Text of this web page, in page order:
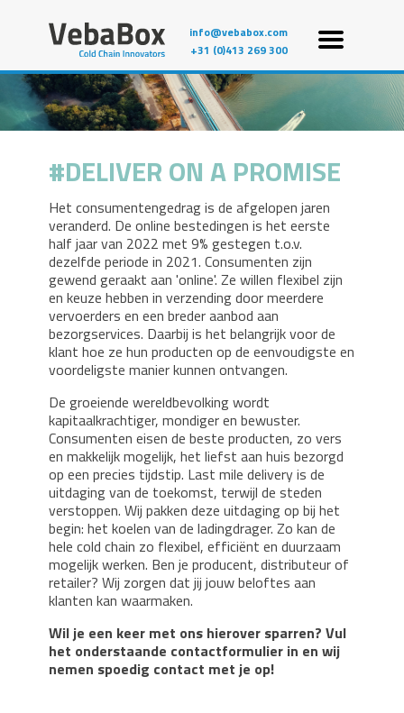
info@vebabox.com
+31 (0)413 269 300
DELIVER ON A PROMISE
Het consumentengedrag is de afgelopen jaren
veranderd. De online bestedingen is het eerste
half jaar van 2022 met 9% gestegen t.o.v.
dezelfde periode in 2021. Consumenten zijn
gewend geraakt aan 'online'. Ze willen flexibel zijn
en keuze hebben in verzending door meerdere
vervoerders en een breder aanbod aan
bezorgservices. Daarbij is het belangrijk voor de
klant hoe ze hun producten op de eenvoudigste en
voordeligste manier kunnen ontvangen.
De groeiende wereldbevolking wordt
kapitaalkrachtiger, mondiger en bewuster.
Consumenten eisen de beste producten, zo vers
en makkelijk mogelijk, het liefst aan huis bezorgd
op een precies tijdstip. Last mile delivery is de
uitdaging van de toekomst, terwijl de steden
verstoppen. Wij pakken deze uitdaging op bij het
begin: het koelen van de ladingdrager. Zo kan de
hele cold chain zo flexibel, efficiënt en duurzaam
mogelijk werken. Ben je producent, distributeur of
retailer? Wij zorgen dat jij jouw beloftes aan
klanten kan waarmaken.
Wil je een keer met ons hierover sparren? Vul
het onderstaande contactformulier in en wij
nemen spoedig contact met je op!